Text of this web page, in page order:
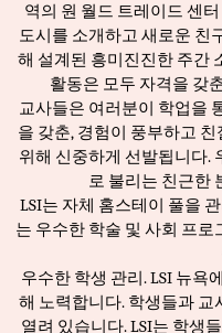
역의 원 월드 트레이드 센
도시를 소개하고 새로운 친
해 설계된 흥미진진한 주간
활동은 모두 자격을 갖
교사들은 여러분이 학업을
을 갖춘, 경험이 풍부하고
위해 신중하게 선발됩니다.
로 불리는 친근한
LSI는 자체 홈스테이 풀을
는 우수한 학술 및 사회 프
우수한 학생 관리. LSI 뉴욕
해 노력합니다. 학생들과 교
열려 있습니다. LSI는 학생